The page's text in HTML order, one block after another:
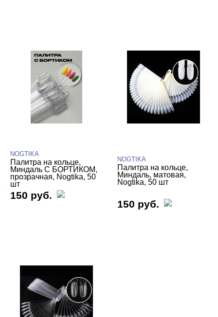
Распродажа
Аксессуары
Палитры
Подставки, разделители, муляжи и др.
NOGTIKA
Палитра на кольце,
Миндаль С БОРТИКОМ,
прозрачная, Nogtika, 50
шт
150 руб.
NOGTIKA
Палитра на кольце,
Миндаль, матовая,
Nogtika, 50 шт
150 руб.